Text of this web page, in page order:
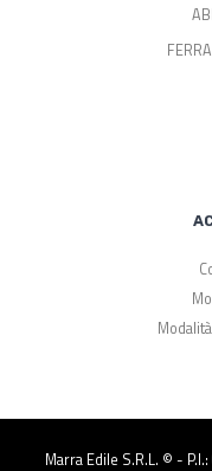
Marra Edile S.r.l. © -